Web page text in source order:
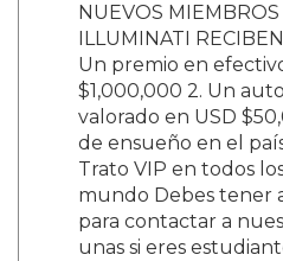
NUEVOS MIEMBROS
ILLUMINATI
Un premio en
$1,000,000 2. Un
valorado en USD
de ensueño en el
Trato VIP en todos
mundo Debes tener
para contactar a
unas si eres